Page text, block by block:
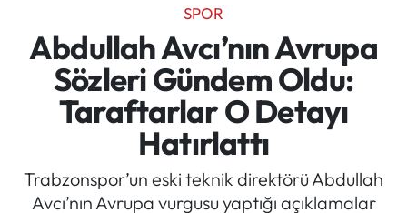
SPOR
Abdullah Avcı’nın Avrupa
Sözleri Gündem Oldu:
Taraftarlar O Detayı
Hatırlattı
Trabzonspor’un eski teknik direktörü Abdullah
Avcı’nın Avrupa vurgusu yaptığı açıklamalar
Türkiye
Kültür/Sanat
Politika
Politik Kulis
Trabzon Trafik Yoğunluk Haritası
Süper Lig Puan Durumu ve Fikstür
Tüm Manşetler
Son Dakika Haberleri